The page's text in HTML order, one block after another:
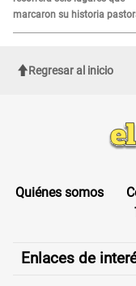
Papa León XIV VUELVE a